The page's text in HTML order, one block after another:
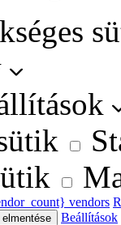
vendors
Beállítások